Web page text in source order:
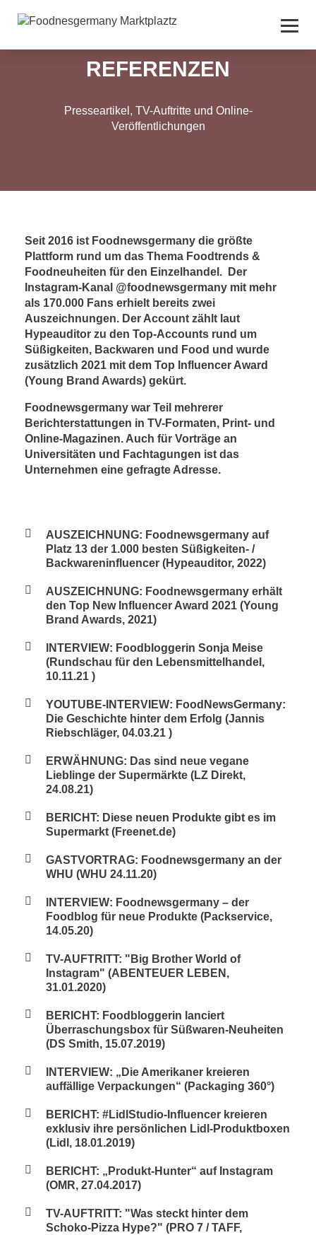
REFERENZEN
Presseartikel, TV-Auftritte und Online-
Veröffentlichungen
Seit 2016 ist Foodnewsgermany die größte
Plattform rund um das Thema Foodtrends &
Foodneuheiten für den Einzelhandel. Der
Instagram-Kanal @foodnewsgermany mit mehr
als 170.000 Fans erhielt bereits zwei
Auszeichnungen. Der Account zählt laut
Hypeauditor zu den Top-Accounts rund um
Süßigkeiten, Backwaren und Food und wurde
zusätzlich 2021 mit dem Top Influencer Award
(Young Brand Awards) gekürt.
Foodnewsgermany war Teil mehrerer
Berichterstattungen in TV-Formaten, Print- und
Online-Magazinen. Auch für Vorträge an
Universitäten und Fachtagungen ist das
Unternehmen eine gefragte Adresse.
AUSZEICHNUNG: Foodnewsgermany auf
Platz 13 der 1.000 besten Süßigkeiten- /
Backwareninfluencer (Hypeauditor, 2022)
AUSZEICHNUNG: Foodnewsgermany erhält
den Top New Influencer Award 2021 (Young
Brand Awards, 2021)
INTERVIEW: Foodbloggerin Sonja Meise
(Rundschau für den Lebensmittelhandel,
10.11.21 )
YOUTUBE-INTERVIEW: FoodNewsGermany:
Die Geschichte hinter dem Erfolg (Jannis
Riebschläger, 04.03.21 )
ERWÄHNUNG: Das sind neue vegane
Lieblinge der Supermärkte (LZ Direkt,
24.08.21)
BERICHT: Diese neuen Produkte gibt es im
Supermarkt (Freenet.de)
GASTVORTRAG: Foodnewsgermany an der
WHU (WHU 24.11.20)
INTERVIEW: Foodnewsgermany – der
Foodblog für neue Produkte (Packservice,
14.05.20)
TV-AUFTRITT: "Big Brother World of
Instagram" (ABENTEUER LEBEN,
31.01.2020)
BERICHT: Foodbloggerin lanciert
Überraschungsbox für Süßwaren-Neuheiten
(DS Smith, 15.07.2019)
INTERVIEW: „Die Amerikaner kreieren
auffällige Verpackungen“ (Packaging 360°)
BERICHT: #LidlStudio-Influencer kreieren
exklusiv ihre persönlichen Lidl-Produktboxen
(Lidl, 18.01.2019)
BERICHT: „Produkt-Hunter“ auf Instagram
(OMR, 27.04.2017)
TV-AUFTRITT: "Was steckt hinter dem
Schoko-Pizza Hype?" (PRO 7 / TAFF,